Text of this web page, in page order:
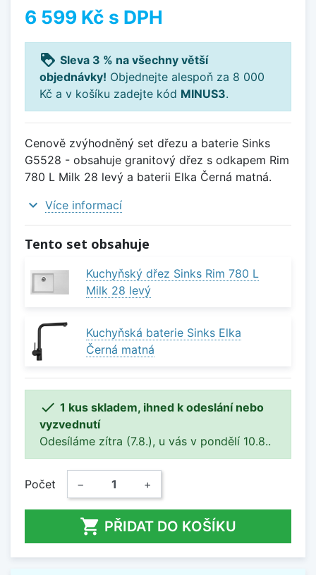
6 599 Kč s DPH
loyalty Sleva 3 % na všechny větší
objednávky! Objednejte alespoň za 8 000
Kč a v košíku zadejte kód MINUS3.
Cenově zvýhodněný set dřezu a baterie Sinks
G5528 - obsahuje granitový dřez s odkapem Rim
780 L Milk 28 levý a baterii Elka Černá matná.
expand_more Více informací
Tento set obsahuje
Kuchyňský dřez Sinks Rim 780 L
Milk 28 levý
Kuchyňská baterie Sinks Elka
Černá matná
 1 kus skladem, ihned k odeslání nebo
vyzvednutí
Odesíláme zítra (7.8.), u vás v pondělí 10.8..
Počet − +
 PŘIDAT DO KOŠÍKU